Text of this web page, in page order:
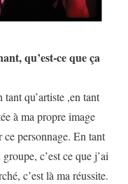
qu’est-ce que ça
qu’artiste ,en tant
à ma propre image
personnage. En tant
c’est ce que j’ai
c’est là ma réussite.